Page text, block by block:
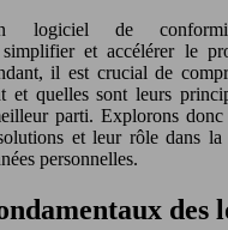
logiciel de
simplifier et accélérer le
il est crucial de
et quelles sont leurs
parti. Explorons donc
et leur rôle dans
personnelles.
des